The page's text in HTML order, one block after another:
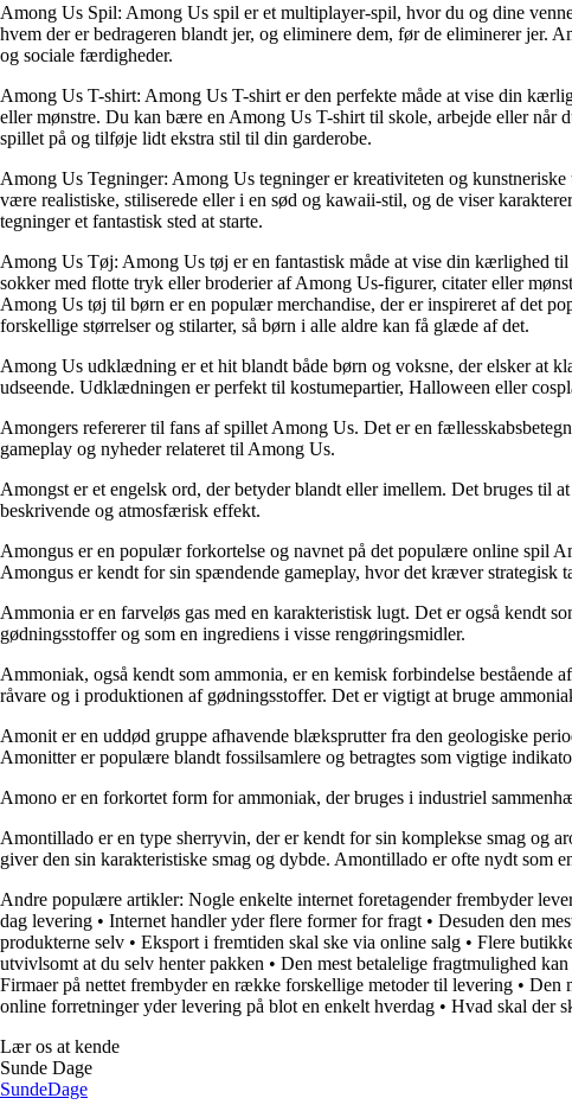
Among Us Spil: Among Us spil er et multiplayer-spil, hvor du og dine
hvem der er bedrageren blandt jer, og eliminere dem, før de eliminerer jer.
og sociale færdigheder.
Among Us T-shirt: Among Us T-shirt er den perfekte måde at vise din
eller mønstre. Du kan bære en Among Us T-shirt til skole, arbejde eller når
spillet på og tilføje lidt ekstra stil til din garderobe.
Among Us Tegninger: Among Us tegninger er kreativiteten og
være realistiske, stiliserede eller i en sød og kawaii-stil, og de viser
tegninger et fantastisk sted at starte.
Among Us Tøj: Among Us tøj er en fantastisk måde at vise din kærlighed
sokker med flotte tryk eller broderier af Among Us-figurer, citater eller
Among Us tøj til børn er en populær merchandise, der er inspireret af det
forskellige størrelser og stilarter, så børn i alle aldre kan få glæde af det.
Among Us udklædning er et hit blandt både børn og voksne, der elsker at
udseende. Udklædningen er perfekt til kostumepartier, Halloween eller
Amongers refererer til fans af spillet Among Us. Det er en
gameplay og nyheder relateret til Among Us.
Amongst er et engelsk ord, der betyder blandt eller imellem. Det bruges til
beskrivende og atmosfærisk effekt.
Amongus er en populær forkortelse og navnet på det populære online spil
Amongus er kendt for sin spændende gameplay, hvor det kræver strategisk
Ammonia er en farveløs gas med en karakteristisk lugt. Det er også kendt
gødningsstoffer og som en ingrediens i visse rengøringsmidler.
Ammoniak, også kendt som ammonia, er en kemisk forbindelse
råvare og i produktionen af gødningsstoffer. Det er vigtigt at bruge
Amonit er en uddød gruppe afhavende blæksprutter fra den geologiske
Amonitter er populære blandt fossilsamlere og betragtes som vigtige
Amono er en forkortet form for ammoniak, der bruges i industriel
Amontillado er en type sherryvin, der er kendt for sin komplekse smag og
giver den sin karakteristiske smag og dybde. Amontillado er ofte nydt som
Andre populære artikler: Nogle enkelte internet foretagender frembyder
dag levering • Internet handler yder flere former for fragt • Desuden den
produkterne selv • Eksport i fremtiden skal ske via online salg • Flere
utvivlsomt at du selv henter pakken • Den mest betalelige fragtmulighed
Firmaer på nettet frembyder en række forskellige metoder til levering • Den
online forretninger yder levering på blot en enkelt hverdag • Hvad skal der
Lær os at kende
Sunde Dage
SundeDage